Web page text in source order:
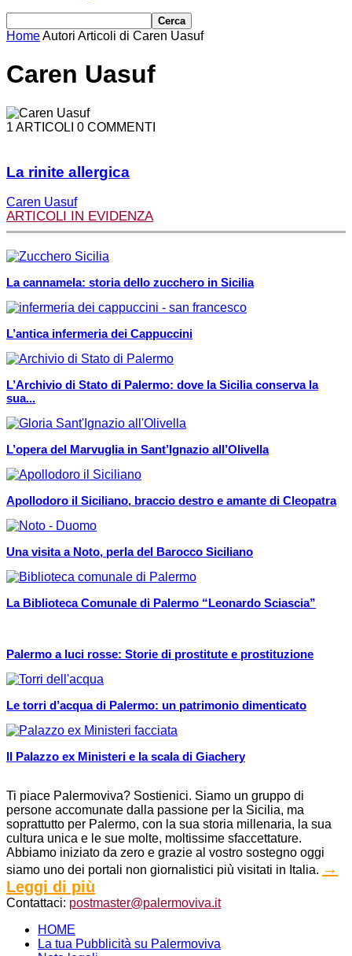
HomeAutori Articoli di Caren Uasuf
Caren Uasuf
1 ARTICOLI 0 COMMENTI
La rinite allergica
Caren Uasuf
ARTICOLI IN EVIDENZA
La cannamela: storia dello zucchero in Sicilia
L’antica infermeria dei Cappuccini
L’Archivio di Stato di Palermo: dove la Sicilia conserva la
sua...
L’opera del Marvuglia in Sant’Ignazio all’Olivella
Apollodoro il Siciliano, braccio destro e amante di Cleopatra
Una visita a Noto, perla del Barocco Siciliano
La Biblioteca Comunale di Palermo “Leonardo Sciascia”
Palermo a luci rosse: Storie di prostitute e prostituzione
Le torri d’acqua di Palermo: un patrimonio dimenticato
Il Palazzo ex Ministeri e la scala di Giachery
Ti piace Palermoviva? Sostienici. Siamo un gruppo di
persone accomunate dalla passione per la Sicilia, ma
soprattutto per Palermo, con la sua storia millenaria, la sua
cultura unica e le sue molte, moltissime sfaccettature.
Abbiamo iniziato da zero e grazie al vostro sostegno oggi
siamo uno dei portali non giornalistici più visitati in Italia. →
Leggi di più
Contattaci: postmaster@palermoviva.it
HOME
La tua Pubblicità su Palermoviva